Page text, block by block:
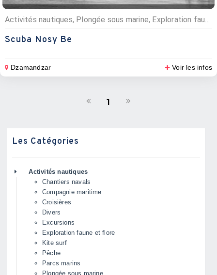
Activités nautiques, Plongée sous marine, Exploration faune et flore
Scuba Nosy Be
Dzamandzar Voir les infos
1
Les Catégories
Activités nautiques
Chantiers navals
Compagnie maritime
Croisières
Divers
Excursions
Exploration faune et flore
Kite surf
Pêche
Parcs marins
Plongée sous marine